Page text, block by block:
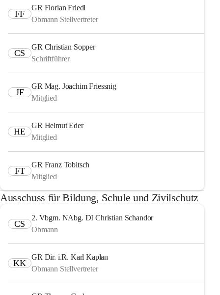
FF
GR Florian Friedl
Obmann Stellvertreter
CS
GR Christian Sopper
Schriftführer
JF
GR Mag. Joachim Friessnig
Mitglied
HE
GR Helmut Eder
Mitglied
FT
GR Franz Tobitsch
Mitglied
Ausschuss für Bildung, Schule und Zivilschutz
CS
2. Vbgm. NAbg. DI Christian Schandor
Obmann
KK
GR Dir. i.R. Karl Kaplan
Obmann Stellvertreter